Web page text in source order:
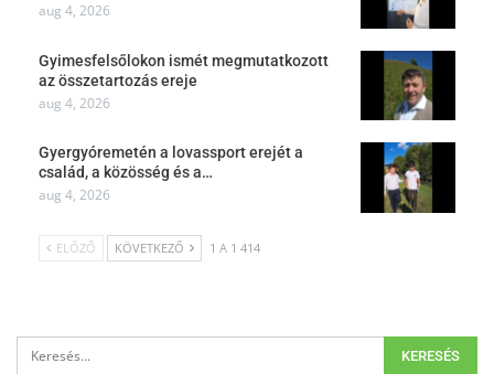
aug 4, 2026
Gyimesfelsőlokon ismét megmutatkozott
az összetartozás ereje
aug 4, 2026
Gyergyóremetén a lovassport erejét a
család, a közösség és a…
aug 4, 2026
ELŐZŐ KÖVETKEZŐ 1 A 1 414